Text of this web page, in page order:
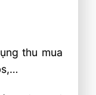
thu mua